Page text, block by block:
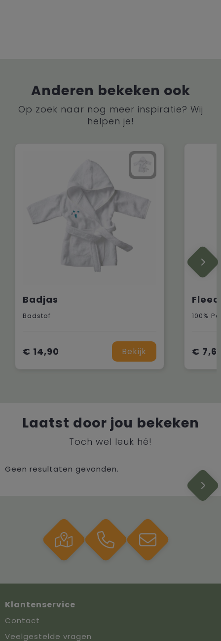
Anderen bekeken ook
Op zoek naar nog meer inspiratie? Wij
helpen je!
Badjas
Badstof
€ 14,90 Bekijk
100%
€
Laatst door jou bekeken
Toch wel leuk hé!
Geen resultaten gevonden.
Klantenservice
Contact
Veelgestelde vragen